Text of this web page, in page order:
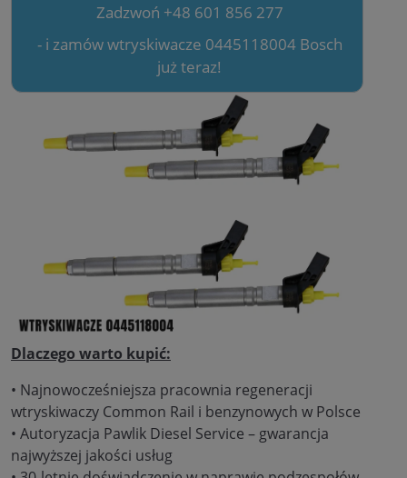
Zadzwoń +48 601 856 277
- i zamów wtryskiwacze 0445118004 Bosch
już teraz!
Dlaczego warto kupić:
• Najnowocześniejsza pracownia regeneracji
wtryskiwaczy Common Rail i benzynowych w Polsce
• Autoryzacja Pawlik Diesel Service – gwarancja
najwyższej jakości usług